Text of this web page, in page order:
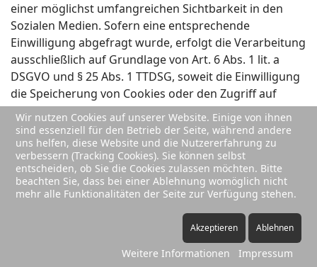
einer möglichst umfangreichen Sichtbarkeit in den
Sozialen Medien. Sofern eine entsprechende
Einwilligung abgefragt wurde, erfolgt die Verarbeitung
ausschließlich auf Grundlage von Art. 6 Abs. 1 lit. a
DSGVO und § 25 Abs. 1 TTDSG, soweit die Einwilligung
die Speicherung von Cookies oder den Zugriff auf
Informationen im Endgerät des Nutzers (z. B. Device-
Fingerprinting) im Sinne des TTDSG umfasst. Die
Einwilligung ist jederzeit widerrufbar.
Soweit mit Hilfe des hier beschriebenen Tools
personenbezogene Daten auf unserer Website erfasst
werden, sind wir und die Facebook Ireland Limited, 4
Grand Canal Square, Grand Canal Harbour, Dublin 2,
Irland gemeinsam für diese Datenverarbeitung
Wir nutzen Cookies auf unserer Website. Einige von ihnen
sind essenziell für den Betrieb der Seite, während andere
uns helfen, diese Website und die Nutzererfahrung zu
verbessern (Tracking Cookies). Sie können selbst
entscheiden, ob Sie die Cookies zulassen möchten. Bitte
beachten Sie, dass bei einer Ablehnung womöglich nicht
mehr alle Funktionalitäten der Seite zur Verfügung stehen.
Akzeptieren Ablehnen
Weitere Informationen Impressum